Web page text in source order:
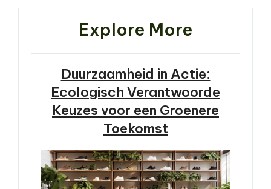
Explore More
Duurzaamheid in Actie:
Ecologisch Verantwoorde
Keuzes voor een Groenere
Toekomst